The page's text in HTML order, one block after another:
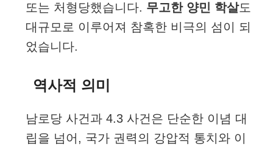
또는 처형당했습니다. 무고한 양민 학살도
대규모로 이루어져 참혹한 비극의 섬이 되
었습니다.
역사적 의미
남로당 사건과 4.3 사건은 단순한 이념 대
립을 넘어, 국가 권력의 강압적 통치와 이